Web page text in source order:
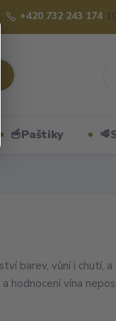
+420 732 243 174
🥣Paštiky
barev, vůní i chutí,
hodnocení vína